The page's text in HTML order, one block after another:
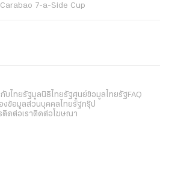
Carabao 7-a-Side Cup
บไทยรัฐมูลนิธิไทยรัฐศูนย์ข้อมูลไทยรัฐFAQ
งข้อมูลส่วนบุคคลไทยรัฐกรุ๊ป
ติดต่อเราติดต่อโฆษณา